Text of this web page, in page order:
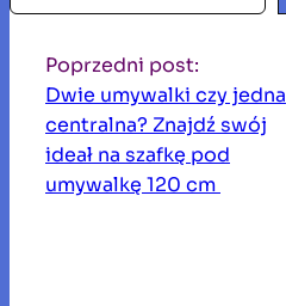
Poprzedni post:
Dwie umywalki czy jedna
centralna? Znajdź swój
ideał na szafkę pod
umywalkę 120 cm